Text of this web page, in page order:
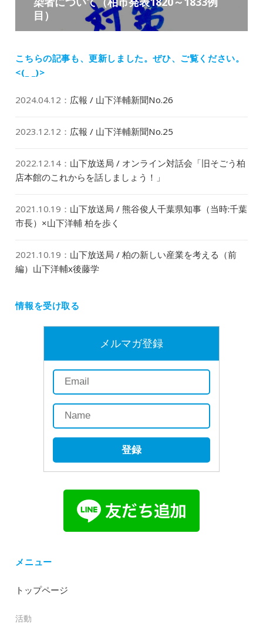
投
稿:
目）
こちらの記事も、更新しました。ぜひ、ご覧ください。
<(_ _)>
2024.04.12 ： 広報 / 山下洋輔新聞No.26
2023.12.12 ： 広報 / 山下洋輔新聞No.25
2022.12.14 ： 山下放送局 / オンライン対話会「旧そごう柏
店本館のこれからを話しましょう！」
2021.10.19 ： 山下放送局 / 熊谷俊人千葉県知事（当時:千葉
市長）×山下洋輔 柏を歩く
2021.10.19 ： 山下放送局 / 柏の新しい産業を考える（前
編）山下洋輔x後藤学
情報を受け取る
メルマガ登録
登録
メニュー
トップページ
活動